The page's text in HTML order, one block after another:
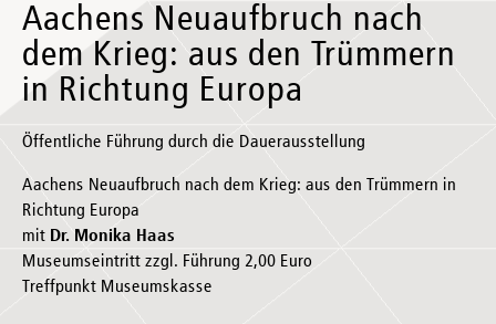
Aachens Neuaufbruch nach
dem Krieg: aus den Trümmern
in Richtung Europa
Öffentliche Führung durch die Dauerausstellung
Aachens Neuaufbruch nach dem Krieg: aus den Trümmern in
Richtung Europa
mit Dr. Monika Haas
Museumseintritt zzgl. Führung 2,00 Euro
Treffpunkt Museumskasse